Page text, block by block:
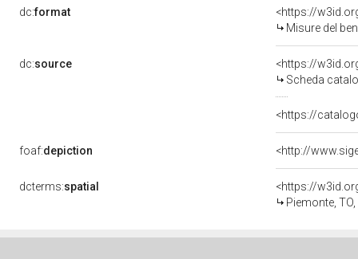
dc:format
<https://
Misure del
dc:source
<https://
Scheda
<https://
foaf:depiction <http://
dcterms:spatial
<https://
Piemonte,